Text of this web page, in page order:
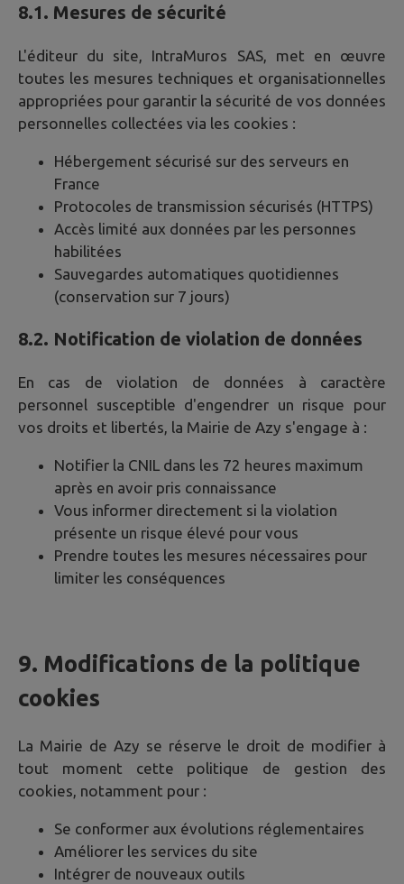
8.1. Mesures de sécurité
L'éditeur du site, IntraMuros SAS, met en œuvre
toutes les mesures techniques et organisationnelles
appropriées pour garantir la sécurité de vos données
personnelles collectées via les cookies :
Hébergement sécurisé sur des serveurs en
France
Protocoles de transmission sécurisés (HTTPS)
Accès limité aux données par les personnes
habilitées
Sauvegardes automatiques quotidiennes
(conservation sur 7 jours)
8.2. Notification de violation de données
En cas de violation de données à caractère
personnel susceptible d'engendrer un risque pour
vos droits et libertés, la Mairie de Azy s'engage à :
Notifier la CNIL dans les 72 heures maximum
après en avoir pris connaissance
Vous informer directement si la violation
présente un risque élevé pour vous
Prendre toutes les mesures nécessaires pour
limiter les conséquences
9. Modifications de la politique
cookies
La Mairie de Azy se réserve le droit de modifier à
tout moment cette politique de gestion des
cookies, notamment pour :
Se conformer aux évolutions réglementaires
Améliorer les services du site
Intégrer de nouveaux outils